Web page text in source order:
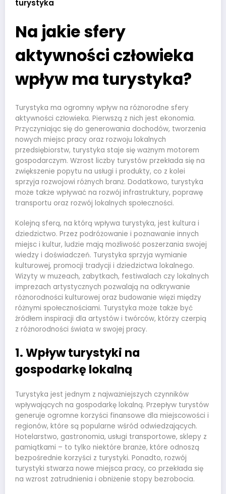
turystyka
Na jakie sfery
aktywności człowieka
wpływ ma turystyka?
Turystyka ma ogromny wpływ na różnorodne sfery
aktywności człowieka. Pierwszą z nich jest ekonomia.
Przyczyniając się do generowania dochodów, tworzenia
nowych miejsc pracy oraz rozwoju lokalnych
przedsiębiorstw, turystyka staje się ważnym motorem
gospodarczym. Wzrost liczby turystów przekłada się na
zwiększenie popytu na usługi i produkty, co z kolei
sprzyja rozwojowi różnych branż. Dodatkowo, turystyka
może także wpływać na rozwój infrastruktury, poprawę
transportu oraz rozwój lokalnych społeczności.
Kolejną sferą, na którą wpływa turystyka, jest kultura i
dziedzictwo. Przez podróżowanie i poznawanie innych
miejsc i kultur, ludzie mają możliwość poszerzania swojej
wiedzy i doświadczeń. Turystyka sprzyja wymianie
kulturowej, promocji tradycji i dziedzictwa lokalnego.
Wizyty w muzeach, zabytkach, festiwalach czy lokalnych
imprezach artystycznych pozwalają na odkrywanie
różnorodności kulturowej oraz budowanie więzi między
różnymi społecznościami. Turystyka może także być
źródłem inspiracji dla artystów i twórców, którzy czerpią
z różnorodności świata w swojej pracy.
1. Wpływ turystyki na
gospodarkę lokalną
Turystyka jest jednym z najważniejszych czynników
wpływających na gospodarkę lokalną. Przepływ turystów
generuje ogromne korzyści finansowe dla miejscowości i
regionów, które są popularne wśród odwiedzających.
Hotelarstwo, gastronomia, usługi transportowe, sklepy z
pamiątkami – to tylko niektóre branże, które odnoszą
bezpośrednie korzyści z turystyki. Ponadto, rozwój
turystyki stwarza nowe miejsca pracy, co przekłada się
na wzrost zatrudnienia i obniżenie stopy bezrobocia.